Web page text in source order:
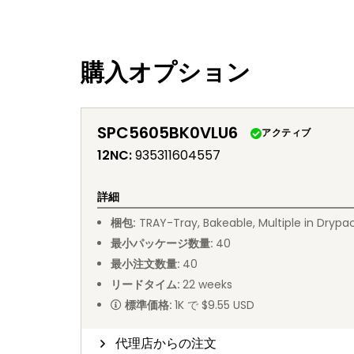
購入オプション
SPC5605BK0VLU6 アクティブ
12NC:935311604557
詳細
梱包: TRAY-Tray, Bakeable, Multiple in
最小パッケージ数量: 40
最小注文数量: 40
リードタイム: 22 weeks
標準価格: 1K で $9.55 USD
代理店からの注文